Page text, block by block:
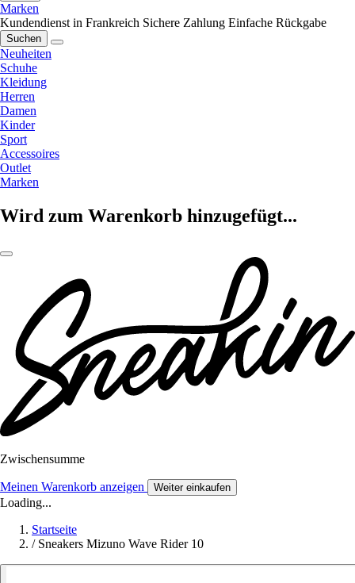
Marken
Kundendienst in Frankreich Sichere Zahlung Einfache Rückgabe
Suchen
Neuheiten
Schuhe
Kleidung
Herren
Damen
Kinder
Sport
Accessoires
Outlet
Marken
Wird zum Warenkorb hinzugefügt...
Zwischensumme
Meinen Warenkorb anzeigen Weiter einkaufen
Loading...
Startseite
/ Sneakers Mizuno Wave Rider 10